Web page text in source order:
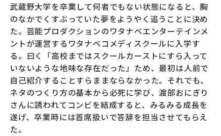
武蔵野大学を卒業して何者でもない状態になると、胸
のなかでくすぶっていた夢をようやく追うことに決め
た。芸能プロダクションのワタナベエンターテインメ
ントが運営するワタナベコメディスクールに入学す
る。曰く「高校まではスクールカーストにすら入って
いないような地味な存在だった」ため、最初は人前で
自己紹介することすらままならなかった。それでも、
ネタのつくり方の基本から必死に学び、渡部おにぎり
さんに誘われてコンビを結成すると、みるみる成長を
遂げ、卒業時には首席扱いで答辞を担当させてもらえ
た。